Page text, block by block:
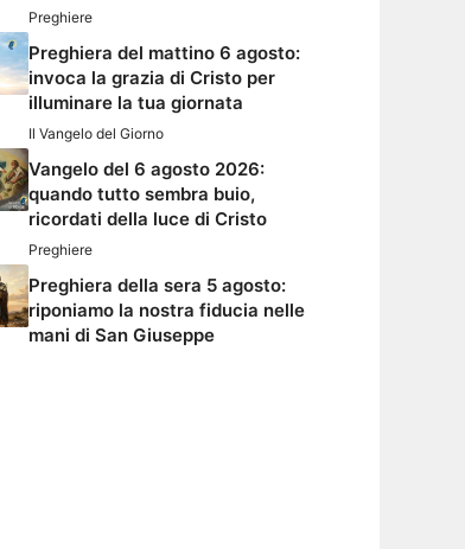
Preghiere
Preghiera del mattino 6 agosto:
invoca la grazia di Cristo per
illuminare la tua giornata
Il Vangelo del Giorno
Vangelo del 6 agosto 2026:
quando tutto sembra buio,
ricordati della luce di Cristo
Preghiere
Preghiera della sera 5 agosto:
riponiamo la nostra fiducia nelle
mani di San Giuseppe